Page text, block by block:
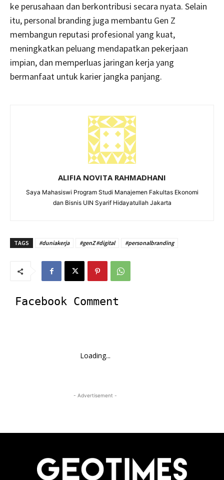
ke perusahaan dan berkontribusi secara nyata. Selain
itu, personal branding juga membantu Gen Z
membangun reputasi profesional yang kuat,
meningkatkan peluang mendapatkan pekerjaan
impian, dan memperluas jaringan kerja yang
bermanfaat untuk karier jangka panjang.
ALIFIA NOVITA RAHMADHANI
Saya Mahasiswi Program Studi Manajemen Fakultas Ekonomi
dan Bisnis UIN Syarif Hidayatullah Jakarta
TAGS #duniakerja #genZ #digital #personalbranding
Facebook Comment
Loading...
- Advertisement -